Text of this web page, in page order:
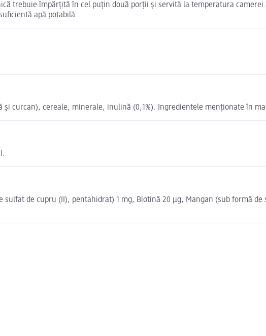
trebuie împărțită în cel puțin două porții și servită la temperatura
apă potabilă.
curcan), cereale, minerale, inulină (0,1%). Ingredientele menționate în
sulfat de cupru (II), pentahidrat) 1 mg, Biotină 20 μg, Mangan (sub formă